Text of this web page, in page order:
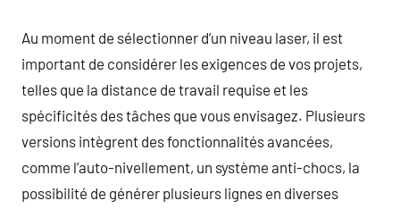
Au moment de sélectionner d’un niveau laser, il est
important de considérer les exigences de vos projets,
telles que la distance de travail requise et les
spécificités des tâches que vous envisagez. Plusieurs
versions intègrent des fonctionnalités avancées,
comme l’auto-nivellement, un système anti-chocs, la
possibilité de générer plusieurs lignes en diverses